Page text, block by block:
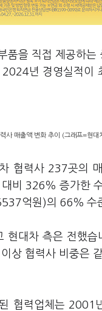
품을 직접 제공하
년 경영실적이
사 매출액 변화 추이 (그래프=현대
협력사 237곳의
비 326％ 증가한
억원)의 66％ 수
현대차 측은 전했
상 협력사 비중은
협력업체는